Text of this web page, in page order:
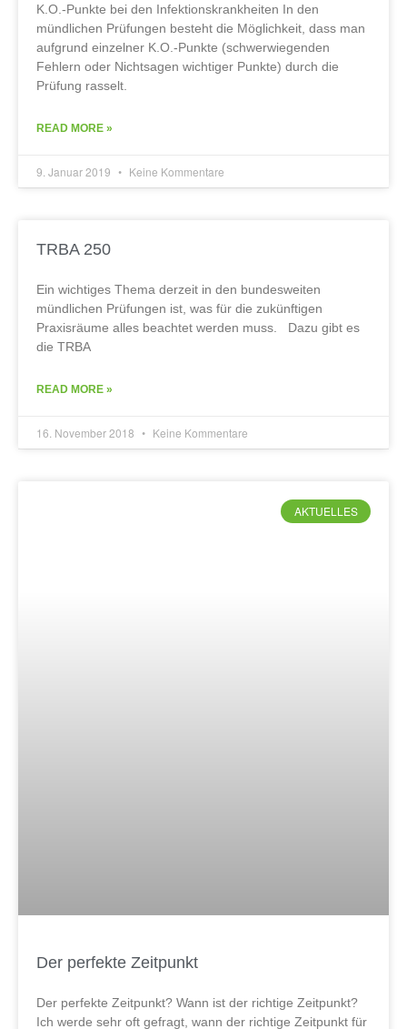
K.O.-Punkte bei den Infektionskrankheiten In den
mündlichen Prüfungen besteht die Möglichkeit, dass man
aufgrund einzelner K.O.-Punkte (schwerwiegenden
Fehlern oder Nichtsagen wichtiger Punkte) durch die
Prüfung rasselt.
READ MORE »
9. Januar 2019 Keine Kommentare
TRBA 250
Ein wichtiges Thema derzeit in den bundesweiten
mündlichen Prüfungen ist, was für die zukünftigen
Praxisräume alles beachtet werden muss. Dazu gibt es
die TRBA
READ MORE »
16. November 2018 Keine Kommentare
AKTUELLES
Der perfekte Zeitpunkt
Der perfekte Zeitpunkt? Wann ist der richtige Zeitpunkt?
Ich werde sehr oft gefragt, wann der richtige Zeitpunkt für